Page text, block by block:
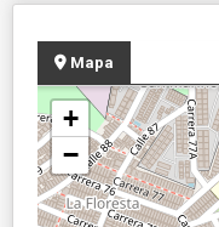
Mapa
+
−